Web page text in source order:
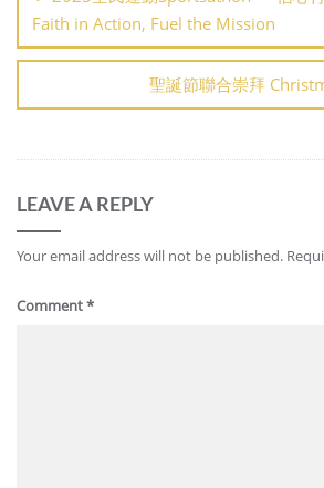
Faith in Action, Fuel the Mission
聖誕節聯合崇拜
LEAVE A REPLY
Your email address will not be published.
Comment*